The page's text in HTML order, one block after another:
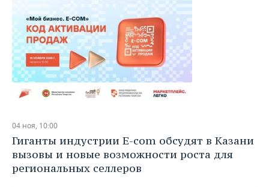
ТЕЛЕКОММУНИКАЦИИ
БИЗНЕС-БРАНЧИ
ONLINE-КОНФЕРЕНЦИИ
ОТКРЫТАЯ ЛЕКЦИЯ
ФУТБОЛ
ХОККЕЙ
БАСКЕТБОЛ
ФИГУРНОЕ КАТАНИЕ
НОВОСТИ ОБЩЕСТВА
ВЛАСТЬ
ИНФРАСТРУКТУРА
МЕДИЦИНА
ФОТОГАЛЕРЕЯ
СЮЖЕТЫ
СПРАВОЧНИК
04 ноя, 10:00
Гиганты индустрии E-com обсудят в Казани
вызовы и новые возможности роста для
региональных селлеров